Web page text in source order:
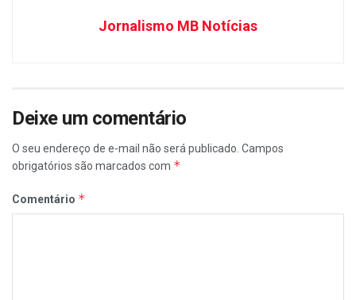
Jornalismo MB Notícias
Deixe um comentário
O seu endereço de e-mail não será publicado. Campos
obrigatórios são marcados com *
Comentário *